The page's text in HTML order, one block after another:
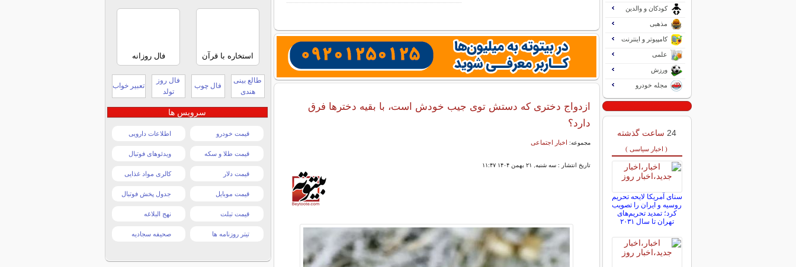
ازدواج دختری که دستش توی جیب خودش است، با بقیه دخترها فرق
دارد؟
مجموعه: اخبار اجتماعی
تاریخ انتشار : سه شنبه, ۲۱ بهمن ۱۴۰۴ ۱۱:۴۷
کودکان و والدین
مذهبی
کامپیوتر و اینترنت
علمی
ورزش
مجله خودرو
24 ساعت گذشته
( اخبار سیاسی )
سنای آمریکا لایحه تحریم
روسیه و ایران را تصویب
کرد؛ تمدید تحریم‌های
تهران تا سال ۲۰۳۱
استخاره با قرآن فال روزانه
طالع بینی
هندی
فال چوب
فال روز
تولد
تعبیر خواب
سرویس ها
قیمت خودرو اطلاعات دارویی
قیمت طلا و سکه ویدئوهای فوتبال
قیمت دلار کالری مواد غذایی
قیمت موبایل جدول پخش فوتبال
قیمت تبلت نهج البلاغه
تیتر روزنامه ها صحیفه سجادیه